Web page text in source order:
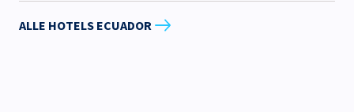
ALLE HOTELS ECUADOR